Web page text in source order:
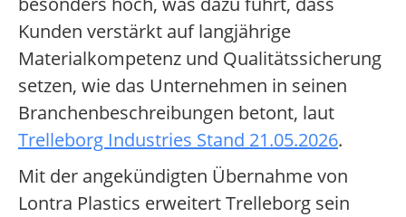
Kunden verstärkt auf langjährige
Materialkompetenz und Qualitätssicherung
setzen, wie das Unternehmen in seinen
Branchenbeschreibungen betont, laut
Trelleborg Industries Stand 21.05.2026.
Mit der angekündigten Übernahme von
Lontra Plastics erweitert Trelleborg sein